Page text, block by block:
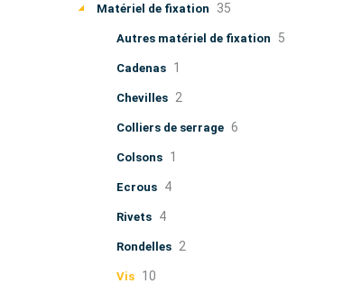
Matériel de fixation 35
Autres matériel de fixation 5
Cadenas 1
Chevilles 2
Colliers de serrage 6
Colsons 1
Ecrous 4
Rivets 4
Rondelles 2
Vis 10